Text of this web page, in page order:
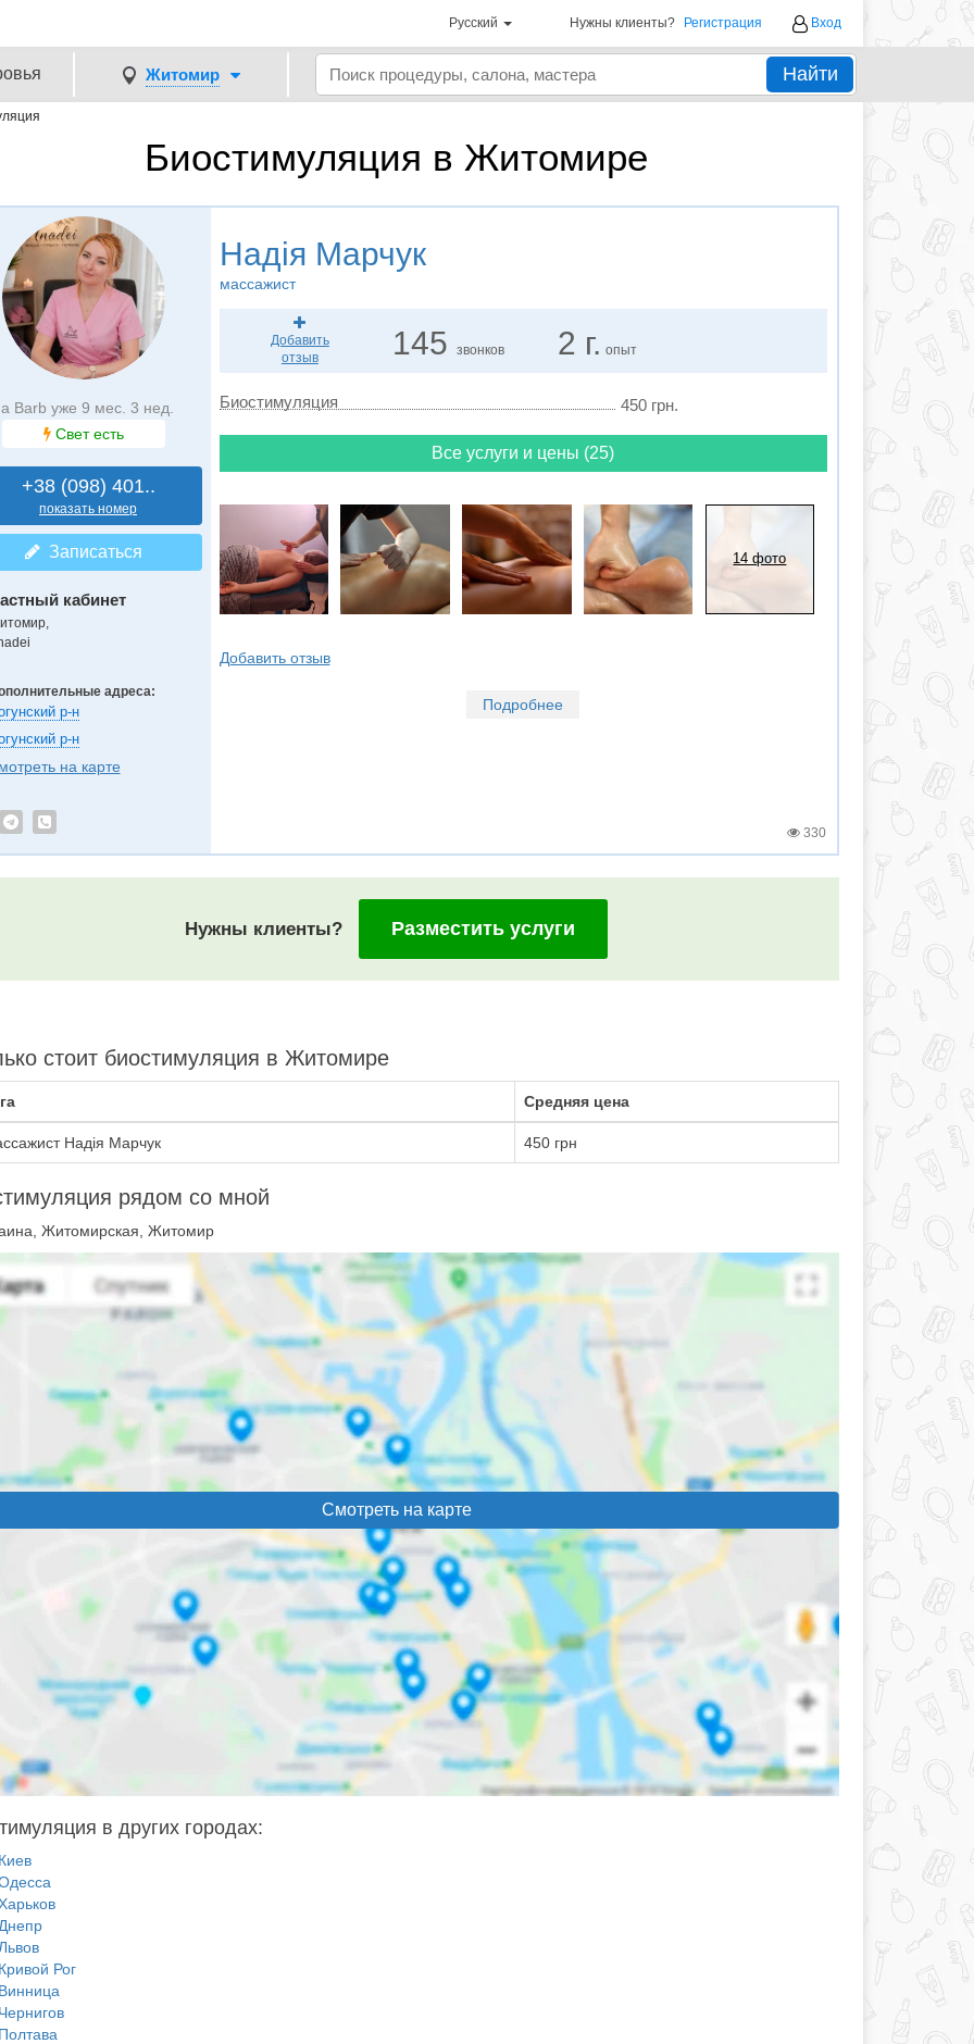
Русский Нужны клиенты? Регистрация Вход
Житомир Найти
Биостимуляция в Житомире
Barb уже 9 мес. 3 нед.
Свет есть
+38 (098) 401..
показать номер
Записаться
кабинет
адреса:
р-н
р-н
на карте
Надія Марчук
массажист
Добавить
отзыв
145звонков 2 г. опыт
Биостимуляция 450 грн.
Все услуги и цены (25)
14 фото
Добавить отзыв
Подробнее
330
Нужны клиенты? Разместить услуги
стоит биостимуляция в Житомире
Средняя цена
Надія Марчук 450 грн
рядом со мной
Житомирская, Житомир
Смотреть на карте
в других городах:
Рог